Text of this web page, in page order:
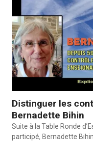
Distinguer les
Bernadette Bihin
Suite à la Table Ronde
participé, Bernadette